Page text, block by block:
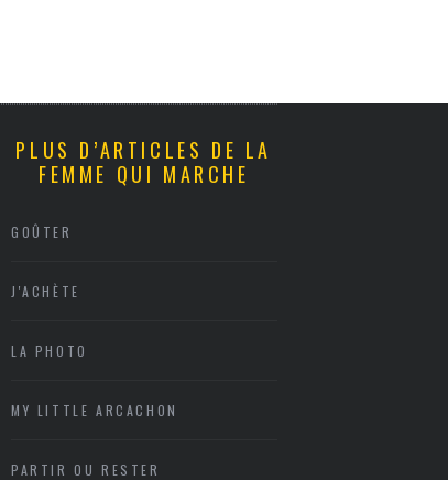
PLUS D’ARTICLES DE LA
FEMME QUI MARCHE
GOÛTER
J'ACHÈTE
LA PHOTO
MY LITTLE ARCACHON
PARTIR OU RESTER